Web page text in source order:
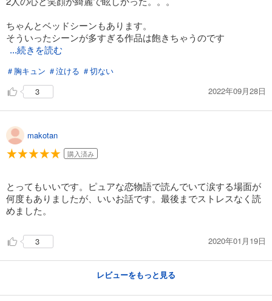
ちゃんとベッドシーンもあります。
そういったシーンが多すぎる作品は飽きちゃうのです
...続きを読む
＃胸キュン ＃泣ける ＃切ない
3
2022年09月28日
makotan
購入済み
とってもいいです。ピュアな恋物語で読んでいて涙する場面が
何度もありましたが、いいお話です。最後までストレスなく読
めました。
3 2020年01月19日
レビューをもっと見る